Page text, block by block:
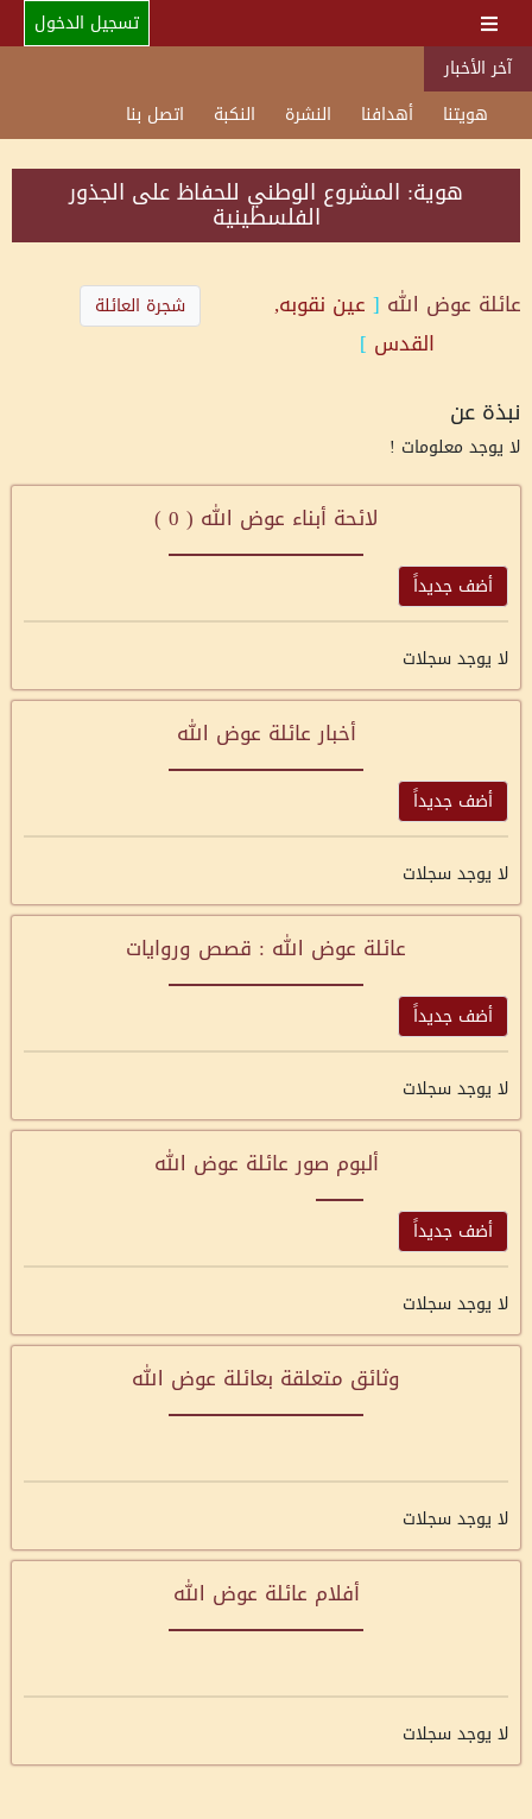
تسجيل الدخول
آخر الأخبار
هويتنا
أهدافنا النشرة النكبة اتصل بنا
هوية: المشروع الوطني للحفاظ على الجذور
الفلسطينية
عائلة عوض الله [ عين نقوبه,
القدس ]
شجرة العائلة
نبذة عن
لا يوجد معلومات !
لائحة أبناء عوض الله ( 0
)
أضف جديداً
لا يوجد سجلات
أخبار عائلة عوض الله
أضف جديداً
لا يوجد سجلات
عائلة عوض الله : قصص وروايات
أضف جديداً
لا يوجد سجلات
ألبوم صور عائلة عوض الله
أضف جديداً
لا يوجد سجلات
وثائق متعلقة بعائلة عوض الله
لا يوجد سجلات
أفلام عائلة عوض الله
لا يوجد سجلات